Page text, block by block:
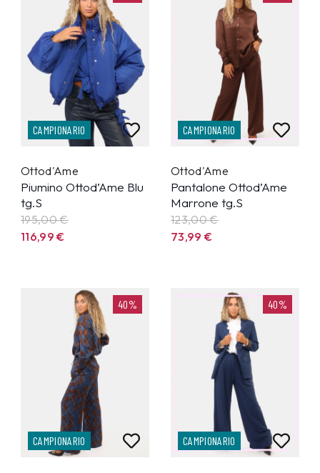
CAMPIONARIO
Ottod'Ame
Piumino Ottod’Ame Blu
tg.S
195,00 €
116,99€
CAMPIONARIO
Ottod'Ame
Pantalone Ottod’Ame
Marrone tg.S
123,00 €
73,99€
40%
CAMPIONARIO
40%
CAMPIONARIO